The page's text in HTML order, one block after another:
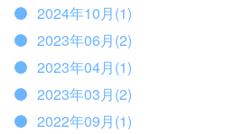
2024年10月(1)
2023年06月(2)
2023年04月(1)
2023年03月(2)
2022年09月(1)